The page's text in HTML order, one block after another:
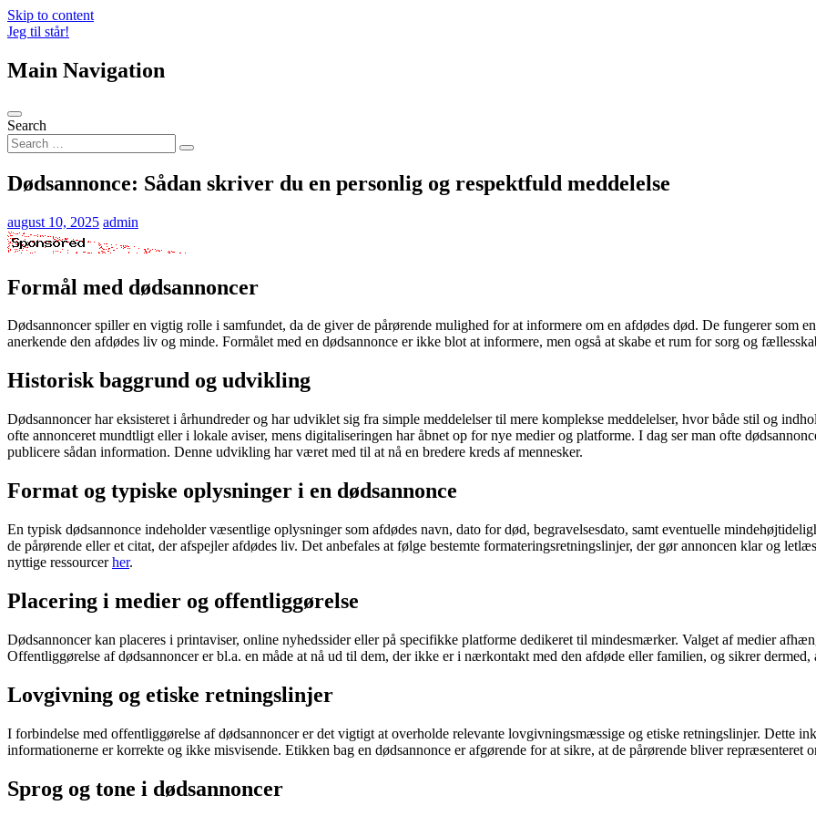
Skip to content
Jeg til står!
Main Navigation
Search
Dødsannonce: Sådan skriver du en personlig og respektfuld meddelelse
august 10, 2025 admin
Formål med dødsannoncer
Dødsannoncer spiller en vigtig rolle i samfundet, da de giver de pårørende mulighed for at informere om en afdødes død. De fungerer som
anerkende den afdødes liv og minde. Formålet med en dødsannonce er ikke blot at informere, men også at skabe et rum for sorg og
Historisk baggrund og udvikling
Dødsannoncer har eksisteret i århundreder og har udviklet sig fra simple meddelelser til mere komplekse meddelelser, hvor både stil og
ofte annonceret mundtligt eller i lokale aviser, mens digitaliseringen har åbnet op for nye medier og platforme. I dag ser man ofte
publicere sådan information. Denne udvikling har været med til at nå en bredere kreds af mennesker.
Format og typiske oplysninger i en dødsannonce
En typisk dødsannonce indeholder væsentlige oplysninger som afdødes navn, dato for død, begravelsesdato, samt eventuelle
de pårørende eller et citat, der afspejler afdødes liv. Det anbefales at følge bestemte formateringsretningslinjer, der gør annoncen klar og
nyttige ressourcerher.
Placering i medier og offentliggørelse
Dødsannoncer kan placeres i printaviser, online nyhedssider eller på specifikke platforme dedikeret til mindesmærker. Valget af medier
Offentliggørelse af dødsannoncer er bl.a. en måde at nå ud til dem, der ikke er i nærkontakt med den afdøde eller familien, og sikrer
Lovgivning og etiske retningslinjer
I forbindelse med offentliggørelse af dødsannoncer er det vigtigt at overholde relevante lovgivningsmæssige og etiske retningslinjer. Dette
informationerne er korrekte og ikke misvisende. Etikken bag en dødsannonce er afgørende for at sikre, at de pårørende bliver repræsenteret
Sprog og tone i dødsannoncer